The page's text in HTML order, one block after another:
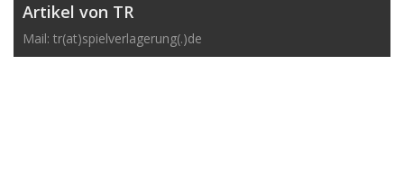
Artikel von TR
Mail: tr(at)spielverlagerung(.)de